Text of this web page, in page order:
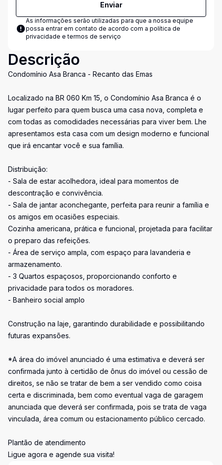
Enviar
As informações serão utilizadas para que a nossa equipe
possa entrar em contato de acordo com a política de
privacidade e termos de serviço
Descrição
Condomínio Asa Branca - Recanto das Emas
Localizado na BR 060 Km 15, o Condomínio Asa Branca é o
lugar perfeito para quem busca uma casa nova, completa e
com todas as comodidades necessárias para viver bem. Lhe
apresentamos esta casa com um design moderno e funcional
que irá encantar você e sua família.
Distribuição:
- Sala de estar acolhedora, ideal para momentos de
descontração e convivência.
- Sala de jantar aconchegante, perfeita para reunir a família e
os amigos em ocasiões especiais.
Cozinha americana, prática e funcional, projetada para facilitar
o preparo das refeições.
- Área de serviço ampla, com espaço para lavanderia e
armazenamento.
- 3 Quartos espaçosos, proporcionando conforto e
privacidade para todos os moradores.
- Banheiro social amplo
Construção na laje, garantindo durabilidade e possibilitando
futuras expansões.
*A área do imóvel anunciado é uma estimativa e deverá ser
confirmada junto à certidão de ônus do imóvel ou cessão de
direitos, se não se tratar de bem a ser vendido como coisa
certa e discriminada, bem como eventual vaga de garagem
anunciada que deverá ser confirmada, pois se trata de vaga
vinculada, área comum ou estacionamento público cercado.
Plantão de atendimento
Ligue agora e agende sua visita!